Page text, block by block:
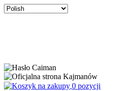
Select
0 pozycji